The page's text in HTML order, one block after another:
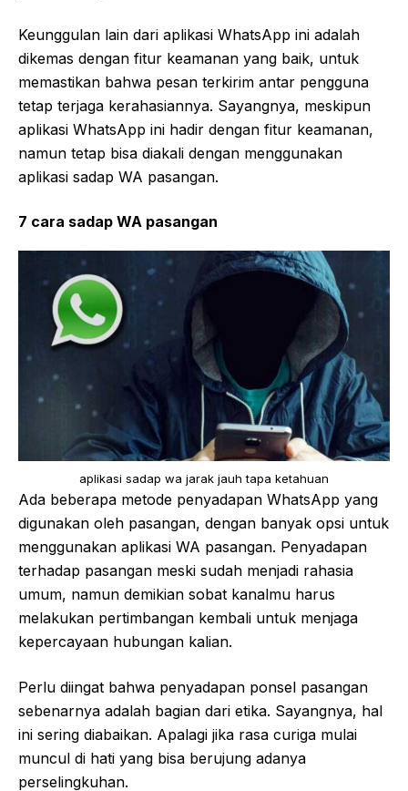
Keunggulan lain dari aplikasi WhatsApp ini adalah
dikemas dengan fitur keamanan yang baik, untuk
memastikan bahwa pesan terkirim antar pengguna
tetap terjaga kerahasiannya. Sayangnya, meskipun
aplikasi WhatsApp ini hadir dengan fitur keamanan,
namun tetap bisa diakali dengan menggunakan
aplikasi sadap WA pasangan.
7 cara sadap WA pasangan
aplikasi sadap wa jarak jauh tapa ketahuan
Ada beberapa metode penyadapan WhatsApp yang
digunakan oleh pasangan, dengan banyak opsi untuk
menggunakan aplikasi WA pasangan. Penyadapan
terhadap pasangan meski sudah menjadi rahasia
umum, namun demikian sobat kanalmu harus
melakukan pertimbangan kembali untuk menjaga
kepercayaan hubungan kalian.
Perlu diingat bahwa penyadapan ponsel pasangan
sebenarnya adalah bagian dari etika. Sayangnya, hal
ini sering diabaikan. Apalagi jika rasa curiga mulai
muncul di hati yang bisa berujung adanya
perselingkuhan.